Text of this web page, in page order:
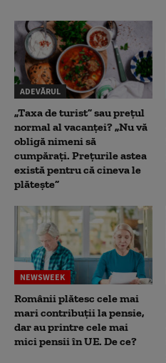
ADEVĂRUL
„Taxa de turist” sau prețul
normal al vacanței? „Nu vă
obligă nimeni să
cumpărați. Prețurile astea
există pentru că cineva le
plătește”
NEWSWEEK
Românii plătesc cele mai
mari contribuții la pensie,
dar au printre cele mai
mici pensii în UE. De ce?